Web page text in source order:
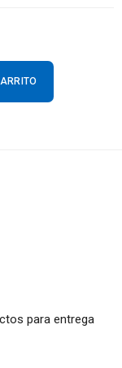
para entrega